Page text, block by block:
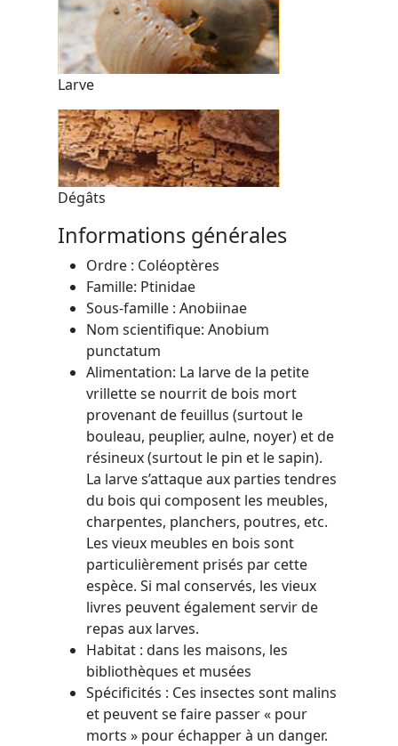
Larve
Dégâts
Informations générales
Ordre : Coléoptères
Famille: Ptinidae
Sous-famille : Anobiinae
Nom scientifique: Anobium
punctatum
Alimentation: La larve de la petite
vrillette se nourrit de bois mort
provenant de feuillus (surtout le
bouleau, peuplier, aulne, noyer) et de
résineux (surtout le pin et le sapin).
La larve s’attaque aux parties tendres
du bois qui composent les meubles,
charpentes, planchers, poutres, etc.
Les vieux meubles en bois sont
particulièrement prisés par cette
espèce. Si mal conservés, les vieux
livres peuvent également servir de
repas aux larves.
Habitat : dans les maisons, les
bibliothèques et musées
Spécificités : Ces insectes sont malins
et peuvent se faire passer « pour
morts » pour échapper à un danger.